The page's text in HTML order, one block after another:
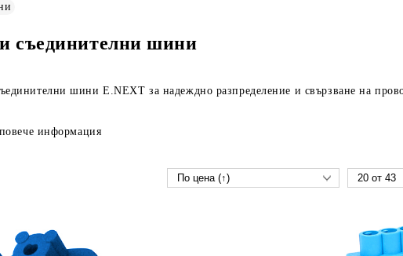
съединителни шини
шини E.NEXT за надеждно разпределение и свързване на
информация